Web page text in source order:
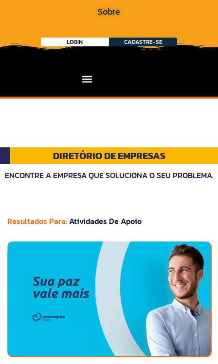
Sobre
LOGIN CADASTRE-SE
DIRETÓRIO DE EMPRESAS
ENCONTRE A EMPRESA QUE SOLUCIONA O SEU PROBLEMA.
Resultados Para:Atividades De Apoio